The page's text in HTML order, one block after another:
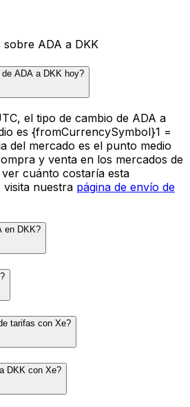
ADA a DKK
ADA a DKK hoy?
el tipo de cambio de ADA a
es {fromCurrencySymbol}1 =
del mercado es el punto medio
y venta en los mercados de
cuánto costaría esta
nuestra página de envío de
en DKK?
tarifas con Xe?
DKK con Xe?